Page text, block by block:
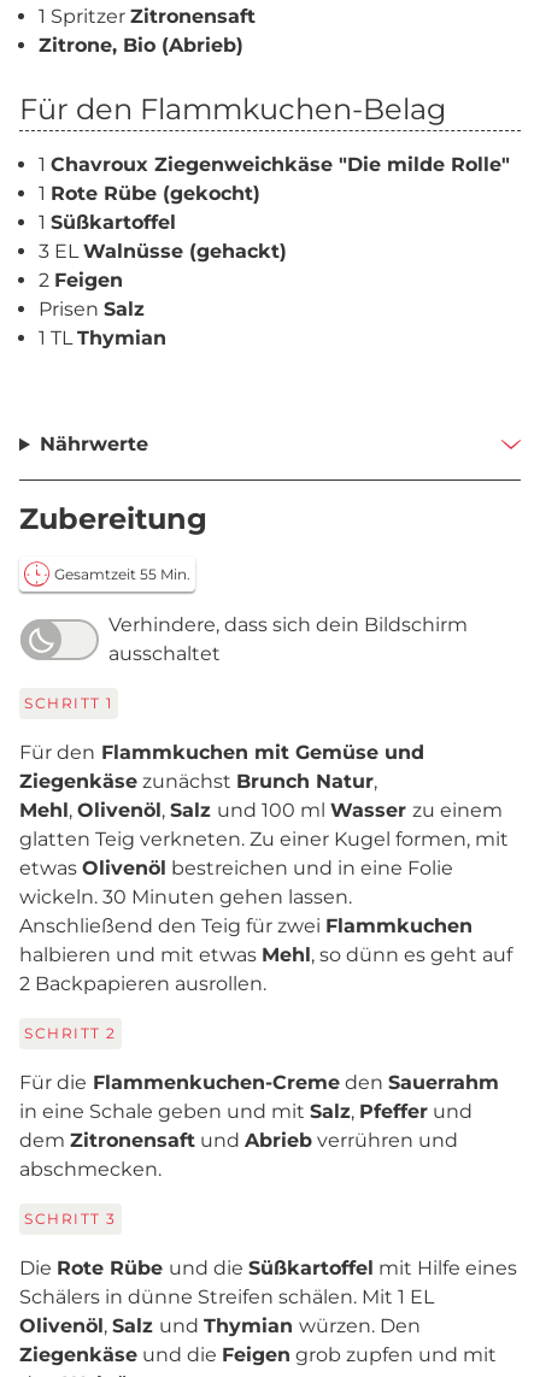
1 Spritzer Zitronensaft
Zitrone, Bio (Abrieb)
Für den Flammkuchen-Belag
1 Chavroux Ziegenweichkäse "Die milde Rolle"
1 Rote Rübe (gekocht)
1 Süßkartoffel
3 ELWalnüsse (gehackt)
2 Feigen
Prisen Salz
1 TLThymian
Nährwerte
Zubereitung
Gesamtzeit 55 Min.
Verhindere, dass sich dein Bildschirm
ausschaltet
SCHRITT 1
Für den Flammkuchen mit Gemüse und
Ziegenkäse zunächst Brunch Natur,
Mehl, Olivenöl, Salz und 100 ml Wasser zu einem
glatten Teig verkneten. Zu einer Kugel formen, mit
etwas Olivenöl bestreichen und in eine Folie
wickeln. 30 Minuten gehen lassen.
Anschließend den Teig für zwei Flammkuchen
halbieren und mit etwas Mehl, so dünn es geht auf
2 Backpapieren ausrollen.
SCHRITT 2
Für die Flammenkuchen-Creme den Sauerrahm
in eine Schale geben und mit Salz, Pfeffer und
dem Zitronensaft und Abrieb verrühren und
abschmecken.
SCHRITT 3
Die Rote Rübe und die Süßkartoffel mit Hilfe eines
Schälers in dünne Streifen schälen. Mit 1 EL
Olivenöl, Salz und Thymian würzen. Den
Ziegenkäse und die Feigen grob zupfen und mit